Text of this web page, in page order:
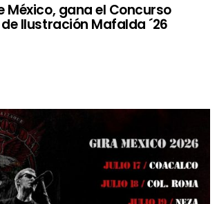
México, gana el Concurso
Ilustración Mafalda ´26